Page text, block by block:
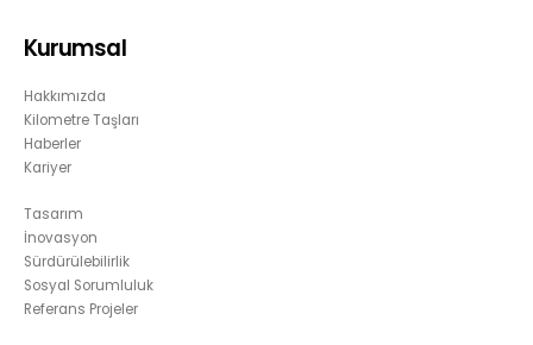
Kurumsal
Hakkımızda
Kilometre Taşları
Haberler
Kariyer
Tasarım
İnovasyon
Sürdürülebilirlik
Sosyal Sorumluluk
Referans Projeler